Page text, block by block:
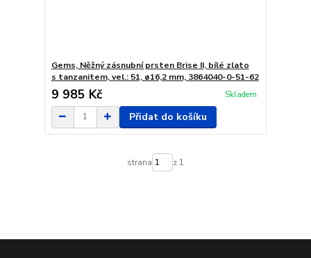
Gems, Něžný zásnubní prsten Brise II, bílé zlato
s tanzanitem, vel.: 51, ø16,2 mm, 3864040-0-51-62
9 985 Kč Skladem
Přidat do košíku
strana z 1